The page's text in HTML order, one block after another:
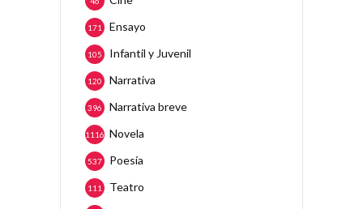
Ensayo
171
Infantil y Juvenil
105
Narrativa
120
Narrativa breve
396
Novela
1116
Poesía
537
Teatro
111